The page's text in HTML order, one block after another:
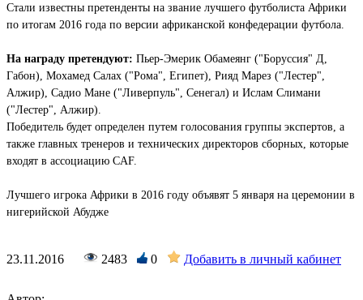
Стали известны претенденты на звание лучшего футболиста Африки
по итогам 2016 года по версии африканской конфедерации футбола.
На награду претендуют: Пьер-Эмерик Обамеянг ("Боруссия" Д,
Габон), Мохамед Салах ("Рома", Египет), Рияд Марез ("Лестер",
Алжир), Садио Мане ("Ливерпуль", Сенегал) и Ислам Слимани
("Лестер", Алжир).
Победитель будет определен путем голосования группы экспертов, а
также главных тренеров и технических директоров сборных, которые
входят в ассоциацию CAF.
Лучшего игрока Африки в 2016 году объявят 5 января на церемонии в
нигерийской Абудже
23.11.2016 2483 0 Добавить в личный кабинет